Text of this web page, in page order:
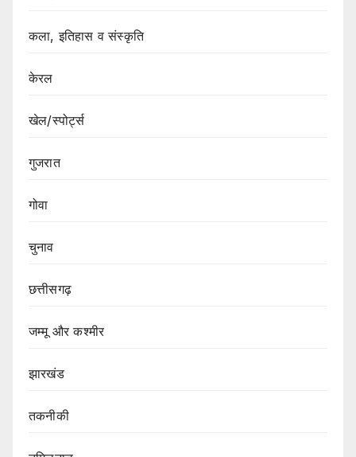
कला, इतिहास व संस्कृति
केरल
खेल/स्पोर्ट्स
गुजरात
गोवा
चुनाव
छत्तीसगढ़
जम्मू और कश्मीर
झारखंड
तकनीकी